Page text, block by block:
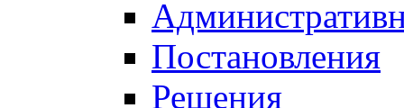
Постановления
Решения